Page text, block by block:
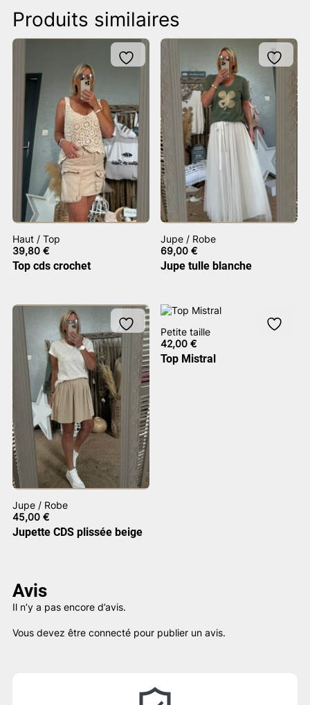
Produits similaires
Haut / Top
39,80 €
Top cds crochet
Jupe / Robe
69,00€
Jupe tulle blanche
Jupe / Robe
45,00 €
Jupette CDS plissée beige
Petite taille
42,00€
Top Mistral
Avis
Il n’y a pas encore d’avis.
Vous devez être connecté pour publier un avis.